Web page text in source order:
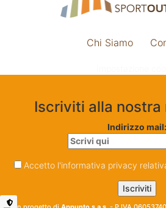
Chi Siamo
Iscriviti alla
Indirizzo mail:
Accetto l'informativa privacy